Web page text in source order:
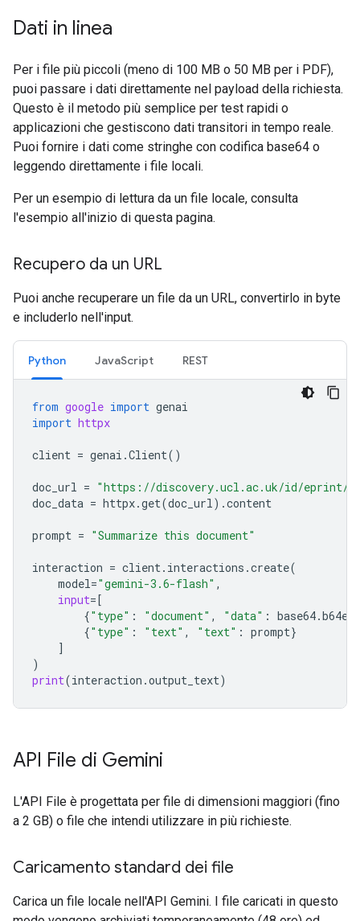
Dati in linea
Per i file più piccoli (meno di 100 MB o 50 MB per i PDF),
puoi passare i dati direttamente nel payload della richiesta.
Questo è il metodo più semplice per test rapidi o
applicazioni che gestiscono dati transitori in tempo reale.
Puoi fornire i dati come stringhe con codifica base64 o
leggendo direttamente i file locali.
Per un esempio di lettura da un file locale, consulta
l'esempio all'inizio di questa pagina.
Recupero da un URL
Puoi anche recuperare un file da un URL, convertirlo in byte
e includerlo nell'input.
Python JavaScript REST
from google import genai
import httpx
client = genai .Client()
doc_url = "https://discovery.ucl.ac.uk/id/eprint/
doc_data = httpx.get(doc_url) .content
prompt = "Summarize this document"
interaction = client. interactions .create(
model="gemini-3.6-flash" ,
input=[
{"type" : "document" , "data" : base64.
{"type" : "text" , "text" : prompt}
]
)
print(interaction .output_text)
API File di Gemini
L'API File è progettata per file di dimensioni maggiori (fino
a 2 GB) o file che intendi utilizzare in più richieste.
Caricamento standard dei file
Carica un file locale nell'API Gemini. I file caricati in questo